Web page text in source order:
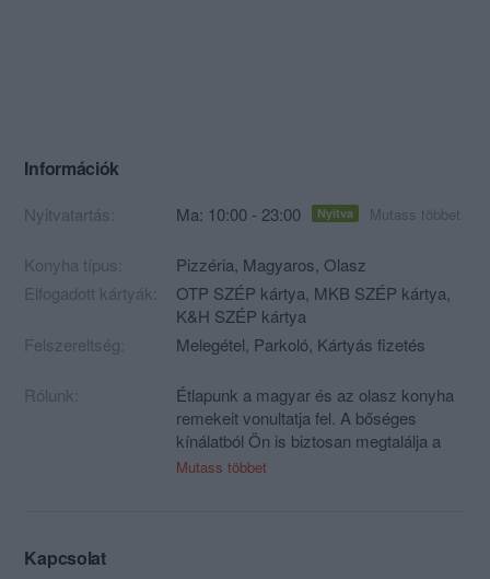
Információk
Nyitvatartás: Ma: 10:00 - 23:00 Nyitva Mutass többet
Konyha típus: Pizzéria, Magyaros, Olasz
Elfogadott kártyák:
OTP SZÉP kártya, MKB SZÉP kártya,
K&H SZÉP kártya
Felszereltség:
Melegétel, Parkoló, Kártyás fizetés
Rólunk:
Étlapunk a magyar és az olasz konyha
remekeit vonultatja fel. A bőséges
kínálatból Ön is biztosan megtalálja a
kedvére valót! Ételeink és
Mutass többet
Kapcsolat